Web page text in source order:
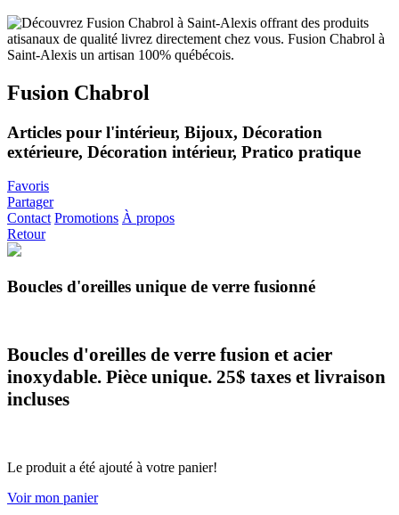
Fusion Chabrol
Articles pour l'intérieur, Bijoux, Décoration
extérieure, Décoration intérieur, Pratico pratique
Favoris
Partager
Contact Promotions À propos
Retour
Boucles d'oreilles unique de verre fusionné
Boucles d'oreilles de verre fusion et acier
inoxydable. Pièce unique. 25$ taxes et livraison
incluses
Le produit a été ajouté à votre panier!
Voir mon panier